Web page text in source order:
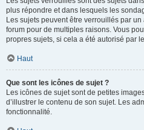
plus répondre et dans lesquels les
Les sujets peuvent être verrouillés par
forum pour de multiples raisons. Vous
propres sujets, si cela a été autorisé par
Haut
Que sont les icônes de sujet ?
Les icônes de sujet sont de petites
d’illustrer le contenu de son sujet. Les
fonctionnalité.